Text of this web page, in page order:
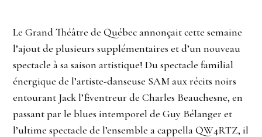
Le Grand Théâtre de Québec annonçait cette semaine
l’ajout de plusieurs supplémentaires et d’un nouveau
spectacle à sa saison artistique! Du spectacle familial
énergique de l’artiste-danseuse SAM aux récits noirs
entourant Jack l’Éventreur de Charles Beauchesne, en
passant par le blues intemporel de Guy Bélanger et
l’ultime spectacle de l’ensemble a cappella QW4RTZ, il